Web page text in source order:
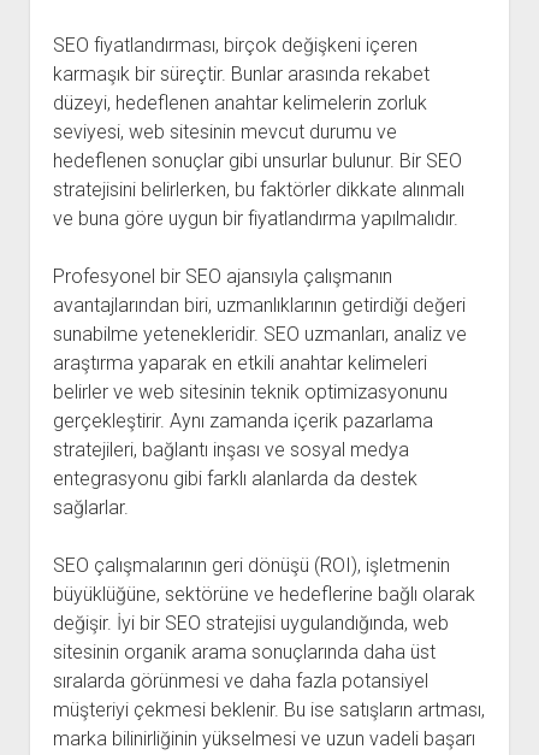
SEO fiyatlandırması, birçok değişkeni içeren
karmaşık bir süreçtir. Bunlar arasında rekabet
düzeyi, hedeflenen anahtar kelimelerin zorluk
seviyesi, web sitesinin mevcut durumu ve
hedeflenen sonuçlar gibi unsurlar bulunur. Bir SEO
stratejisini belirlerken, bu faktörler dikkate alınmalı
ve buna göre uygun bir fiyatlandırma yapılmalıdır.
Profesyonel bir SEO ajansıyla çalışmanın
avantajlarından biri, uzmanlıklarının getirdiği değeri
sunabilme yetenekleridir. SEO uzmanları, analiz ve
araştırma yaparak en etkili anahtar kelimeleri
belirler ve web sitesinin teknik optimizasyonunu
gerçekleştirir. Aynı zamanda içerik pazarlama
stratejileri, bağlantı inşası ve sosyal medya
entegrasyonu gibi farklı alanlarda da destek
sağlarlar.
SEO çalışmalarının geri dönüşü (ROI), işletmenin
büyüklüğüne, sektörüne ve hedeflerine bağlı olarak
değişir. İyi bir SEO stratejisi uygulandığında, web
sitesinin organik arama sonuçlarında daha üst
sıralarda görünmesi ve daha fazla potansiyel
müşteriyi çekmesi beklenir. Bu ise satışların artması,
marka bilinirliğinin yükselmesi ve uzun vadeli başarı